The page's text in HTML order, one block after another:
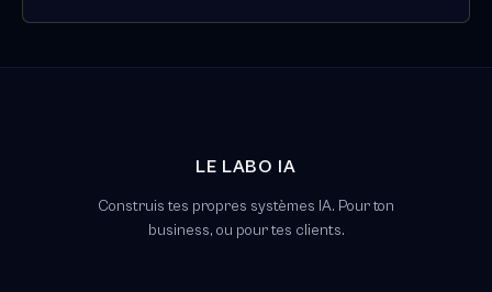
LE LABO IA
Construis tes propres systèmes IA. Pour ton
business, ou pour tes clients.